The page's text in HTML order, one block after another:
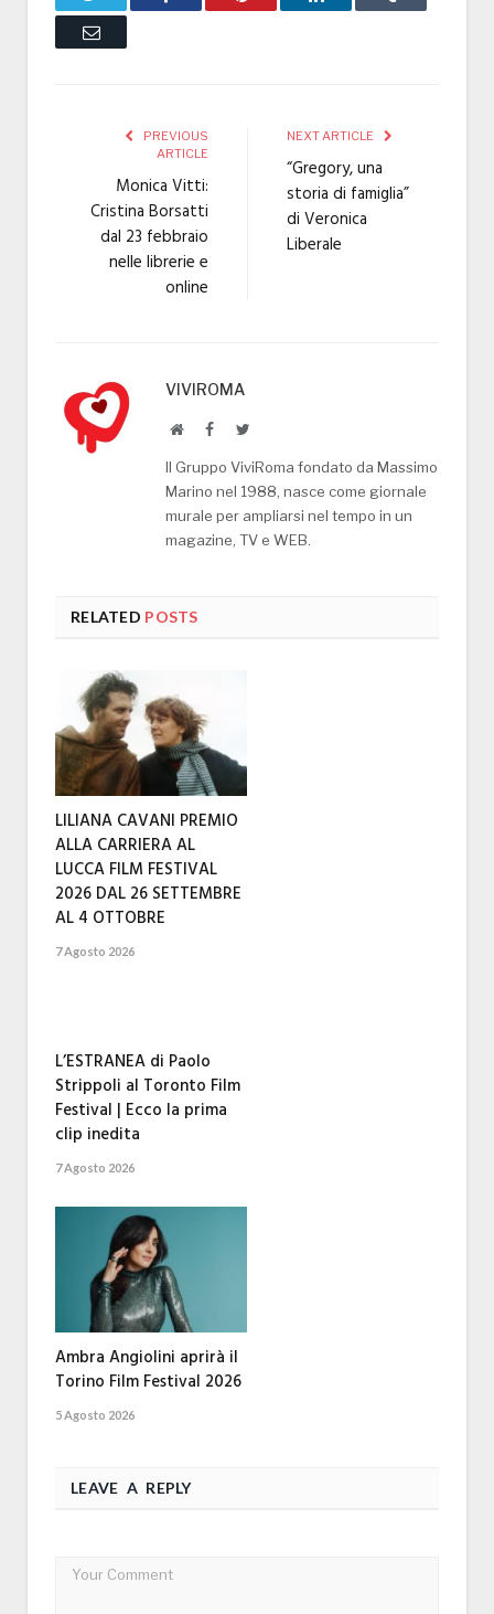
Email
PREVIOUS
ARTICLE
Monica Vitti:
Cristina Borsatti
dal 23 febbraio
nelle librerie e
online
NEXT ARTICLE
“Gregory, una
storia di famiglia”
di Veronica
Liberale
VIVIROMA
WebsiteFacebookTwitter
Il Gruppo ViviRoma fondato da Massimo
Marino nel 1988, nasce come giornale
murale per ampliarsi nel tempo in un
magazine, TV e WEB.
RELATED POSTS
LILIANA CAVANI PREMIO
ALLA CARRIERA AL
LUCCA FILM FESTIVAL
2026 DAL 26 SETTEMBRE
AL 4 OTTOBRE
7 Agosto 2026
L’ESTRANEA di Paolo
Strippoli al Toronto Film
Festival | Ecco la prima
clip inedita
7 Agosto 2026
Ambra Angiolini aprirà il
Torino Film Festival 2026
5 Agosto 2026
LEAVE A REPLY